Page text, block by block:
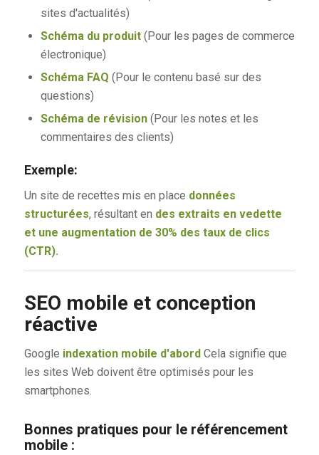
sites d'actualités)
Schéma du produit(Pour les pages de commerce
électronique)
Schéma FAQ (Pour le contenu basé sur des
questions)
Schéma de révision(Pour les notes et les
commentaires des clients)
Exemple:
Un site de recettes mis en place données
structurées, résultant en des extraits en vedette
et une augmentation de 30% des taux de clics
(CTR).
SEO mobile et conception
réactive
Google indexation mobile d'abordCela signifie que
les sites Web doivent être optimisés pour les
smartphones.
Bonnes pratiques pour le référencement
mobile :